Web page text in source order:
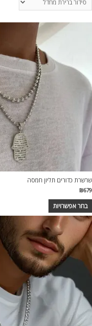
שרשרת כדורים תליון חמסה
₪679
בחר אפשרויות
למוצר
זה
יש
מספר
ניתן
את
האפשרויות
בעמוד